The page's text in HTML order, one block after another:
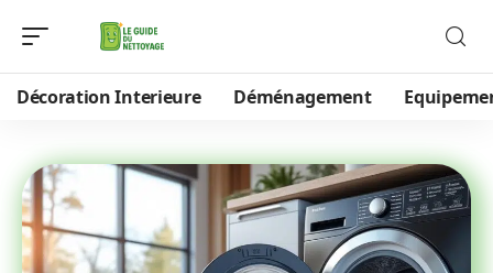
Décoration Interieure Déménagement